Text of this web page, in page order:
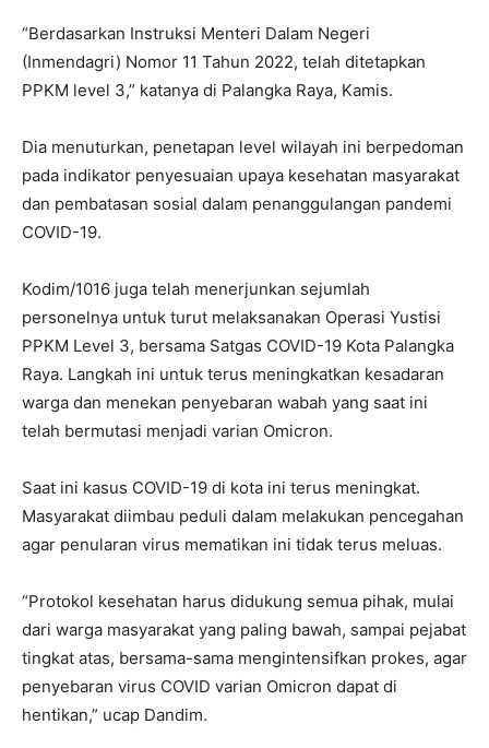
“Berdasarkan Instruksi Menteri Dalam Negeri
(Inmendagri) Nomor 11 Tahun 2022, telah ditetapkan
PPKM level 3,” katanya di Palangka Raya, Kamis.
Dia menuturkan, penetapan level wilayah ini berpedoman
pada indikator penyesuaian upaya kesehatan masyarakat
dan pembatasan sosial dalam penanggulangan pandemi
COVID-19.
Kodim/1016 juga telah menerjunkan sejumlah
personelnya untuk turut melaksanakan Operasi Yustisi
PPKM Level 3, bersama Satgas COVID-19 Kota Palangka
Raya. Langkah ini untuk terus meningkatkan kesadaran
warga dan menekan penyebaran wabah yang saat ini
telah bermutasi menjadi varian Omicron.
Saat ini kasus COVID-19 di kota ini terus meningkat.
Masyarakat diimbau peduli dalam melakukan pencegahan
agar penularan virus mematikan ini tidak terus meluas.
“Protokol kesehatan harus didukung semua pihak, mulai
dari warga masyarakat yang paling bawah, sampai pejabat
tingkat atas, bersama-sama mengintensifkan prokes, agar
penyebaran virus COVID varian Omicron dapat di
hentikan,” ucap Dandim.